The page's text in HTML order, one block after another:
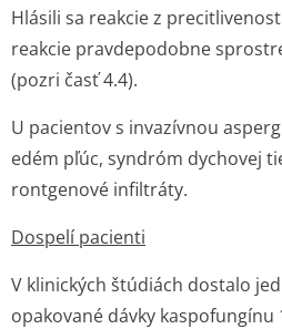
Hlásili sa reakcie z
reakcie pravdepodobne
(pozri časť 4.4).
U pacientov s invazívnou
edém pľúc, syndróm dychovej
rontgenové infiltráty.
Dospelí pacienti
V klinických štúdiách dostalo
opakované dávky kaspofungínu